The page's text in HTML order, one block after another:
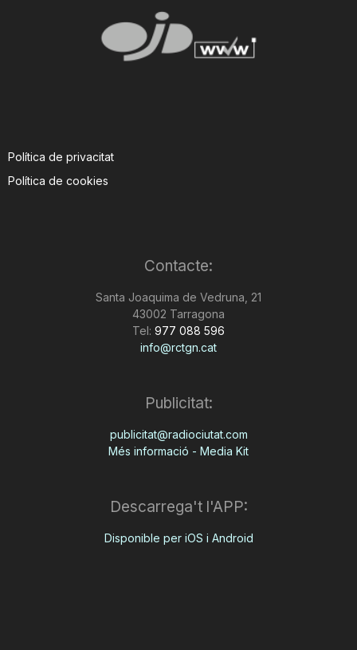
Política de privacitat
Política de cookies
Contacte:
Santa Joaquima de Vedruna, 21
43002 Tarragona
Tel: 977 088 596
info@rctgn.cat
Publicitat:
publicitat@radiociutat.com
Més informació - Media Kit
Descarrega't l'APP:
Disponible per iOS i Android